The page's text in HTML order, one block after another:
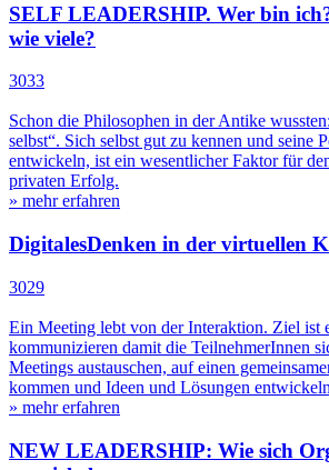
SELF LEADERSHIP. Wer bin
wie viele?
3033
Schon die Philosophen in der Antike
selbst“. Sich selbst gut zu kennen und seine
entwickeln, ist ein wesentlicher Faktor für
privaten Erfolg.
» mehr erfahren
DigitalesDenken in der virtuellen
3029
Ein Meeting lebt von der Interaktion. Ziel ist
kommunizieren damit die TeilnehmerInnen
Meetings austauschen, auf einen
kommen und Ideen und Lösungen
» mehr erfahren
NEW LEADERSHIP: Wie sich